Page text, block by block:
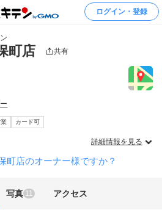
ログイン・登録
町店 共有
カード可
詳細情報を見る
町店のオーナー様ですか？
写真 11 アクセス